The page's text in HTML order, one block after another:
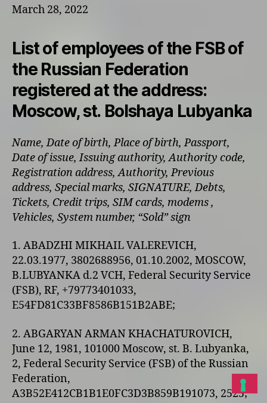
March 28, 2022
List of employees of the FSB of
the Russian Federation
registered at the address:
Moscow, st. Bolshaya Lubyanka
Name, Date of birth, Place of birth, Passport,
Date of issue, Issuing authority, Authority code,
Registration address, Authority, Previous
address, Special marks, SIGNATURE, Debts,
Tickets, Credit trips, SIM cards, modems ,
Vehicles, System number, “Sold” sign
1. ABADZHI MIKHAIL VALEREVICH,
22.03.1977, 3802688956, 01.10.2002, MOSCOW,
B.LUBYANKA d.2 VCH, Federal Security Service
(FSB), RF, +79773401033,
E54FD81C33BF8586B151B2ABE;
2. ABGARYAN ARMAN KHACHATUROVICH,
June 12, 1981, 101000 Moscow, st. B. Lubyanka,
2, Federal Security Service (FSB) of the Russian
Federation,
A3B52E412CB1B1E0FC3D3B859B191073, 2525;